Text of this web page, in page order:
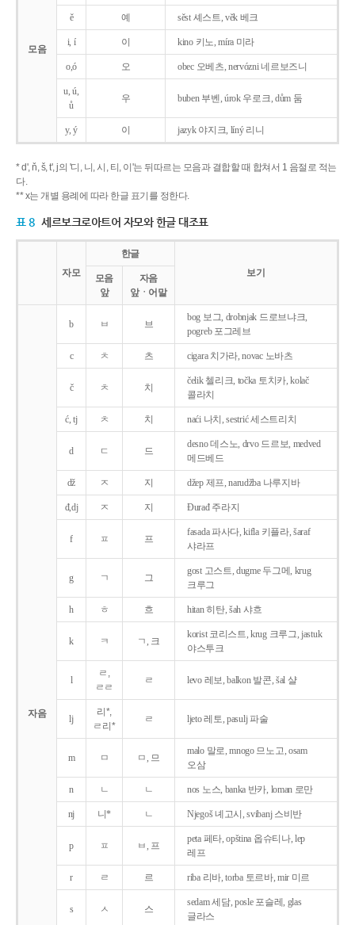
모음
ě 예 sěst 셰스트, věk 베크
i, í 이 kino 키노, míra 미라
o,ó 오 obec 오베츠, nervózni 네르보즈니
u, ú,
ů
우 buben 부벤, úrok 우로크, dům 둠
y, ý 이 jazyk야지크, líný 리니
* d', ň, š, t', j의 '디, 니, 시, 티, 이'는 뒤따르는 모음과 결합할 때 합쳐서 1 음절로 적는
다.
** x는 개별 용례에 따라 한글 표기를 정한다.
표 8 세르보크로아트어 자모와 한글 대조표
자모
한글
보기
모음
앞
자음
앞ㆍ어말
자음
b ㅂ 브
bog 보그, drobnjak 드로브냐크,
pogreb 포그레브
c ㅊ 츠 cigara 치가라, novac 노바츠
č ㅊ 치
čelik 첼리크, točka 토치카, kolač
콜라치
ć, tj ㅊ 치 naći 나치, sestrić 세스트리치
d ㄷ 드
desno 데스노, drvo 드르보, medved
메드베드
dž ㅈ 지 džep 제프, narudžba 나루지바
đ,dj ㅈ 지 Ðurađ 주라지
f ㅍ 프
fasada 파사다, kifla 키플라, šaraf
샤라프
g ㄱ 그
gost 고스트, dugme 두그메, krug
크루그
h ㅎ 흐 hitan 히탄, šah 샤흐
k ㅋ ㄱ, 크
korist 코리스트, krug 크루그, jastuk
야스투크
l
ㄹ,
ㄹㄹ
ㄹ levo 레보, balkon 발콘, šal 샬
lj
리*,
ㄹ리*
ㄹ ljeto 레토, pasulj 파술
m ㅁ ㅁ, 므
malo 말로, mnogo 므노고, osam
오삼
n ㄴ ㄴ nos 노스, banka 반카, loman 로만
nj 니* ㄴ Njegoš 녜고시, svibanj 스비반
p ㅍ ㅂ, 프
peta 페타, opština 옵슈티나, lep
레프
r ㄹ 르 riba 리바, torba 토르바, mir 미르
s ㅅ 스
sedam 세담, posle 포슬레, glas
글라스